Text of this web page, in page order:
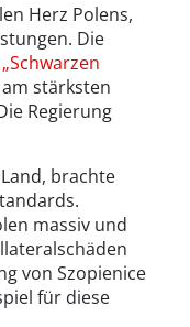
Herz Polens,
Die
„Schwarzen
stärksten
Regierung
brachte
massiv und
von Szopienice
für diese